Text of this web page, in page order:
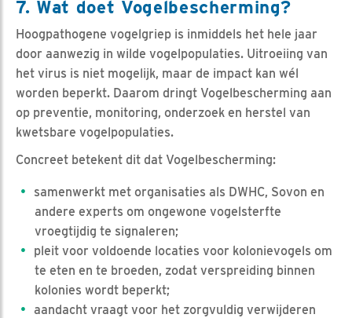
7. Wat doet Vogelbescherming?
Hoogpathogene vogelgriep is inmiddels het hele jaar
door aanwezig in wilde vogelpopulaties. Uitroeiing van
het virus is niet mogelijk, maar de impact kan wél
worden beperkt. Daarom dringt Vogelbescherming aan
op preventie, monitoring, onderzoek en herstel van
kwetsbare vogelpopulaties.
Concreet betekent dit dat Vogelbescherming:
samenwerkt met organisaties als DWHC, Sovon en
andere experts om ongewone vogelsterfte
vroegtijdig te signaleren;
pleit voor voldoende locaties voor kolonievogels om
te eten en te broeden, zodat verspreiding binnen
kolonies wordt beperkt;
aandacht vraagt voor het zorgvuldig verwijderen